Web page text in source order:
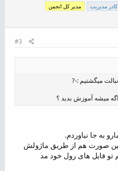
مدیریت مدیر کل انجمن
#3
میگشتیم :-?
اگه میشه آموزش بدید ؟
به جا نیاوردم.
صورت هم از طریق ماژولش
تو فایل های رول خود مد